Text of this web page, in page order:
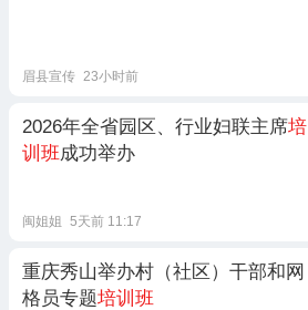
眉县宣传 23小时前
2026年全省园区、行业妇联主席培
训班成功举办
闽姐姐 5天前 11:17
重庆秀山举办村（社区）干部和网
格员专题培训班